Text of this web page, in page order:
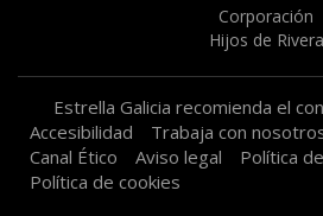
Corporación
Hijos de Rivera
Estrella Galicia recomienda el
Accesibilidad
Trabaja con
Canal Ético
Aviso legal
Política
Política de cookies